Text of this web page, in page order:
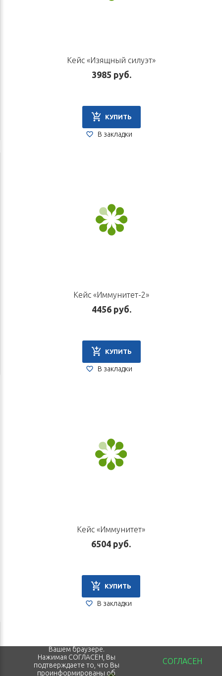
Кейс «Изящный силуэт»
3985 руб.
КУПИТЬ
В закладки
Кейс «Иммунитет-2»
4456 руб.
КУПИТЬ
В закладки
Кейс «Иммунитет»
6504 руб.
КУПИТЬ
В закладки
Вашем браузере.
Нажимая СОГЛАСЕН, Вы
подтверждаете то, что Вы
проинформированы об
СОГЛАСЕН